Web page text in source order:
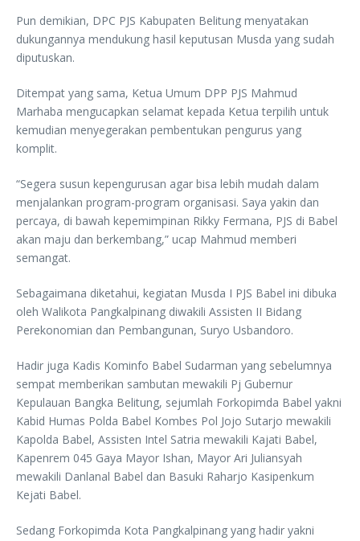
Pun demikian, DPC PJS Kabupaten Belitung menyatakan
dukungannya mendukung hasil keputusan Musda yang sudah
diputuskan.
Ditempat yang sama, Ketua Umum DPP PJS Mahmud
Marhaba mengucapkan selamat kepada Ketua terpilih untuk
kemudian menyegerakan pembentukan pengurus yang
komplit.
“Segera susun kepengurusan agar bisa lebih mudah dalam
menjalankan program-program organisasi. Saya yakin dan
percaya, di bawah kepemimpinan Rikky Fermana, PJS di Babel
akan maju dan berkembang,” ucap Mahmud memberi
semangat.
Sebagaimana diketahui, kegiatan Musda I PJS Babel ini dibuka
oleh Walikota Pangkalpinang diwakili Assisten II Bidang
Perekonomian dan Pembangunan, Suryo Usbandoro.
Hadir juga Kadis Kominfo Babel Sudarman yang sebelumnya
sempat memberikan sambutan mewakili Pj Gubernur
Kepulauan Bangka Belitung, sejumlah Forkopimda Babel yakni
Kabid Humas Polda Babel Kombes Pol Jojo Sutarjo mewakili
Kapolda Babel, Assisten Intel Satria mewakili Kajati Babel,
Kapenrem 045 Gaya Mayor Ishan, Mayor Ari Juliansyah
mewakili Danlanal Babel dan Basuki Raharjo Kasipenkum
Kejati Babel.
Sedang Forkopimda Kota Pangkalpinang yang hadir yakni